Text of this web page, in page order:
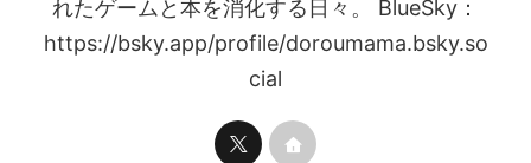
れたゲームと本を消化する日々。 BlueSky：
https://bsky.app/profile/doroumama.bsky.so
cial